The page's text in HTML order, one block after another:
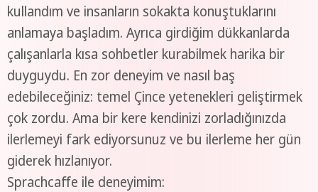
kullandım ve insanların sokakta konuştuklarını
anlamaya başladım. Ayrıca girdiğim dükkanlarda
çalışanlarla kısa sohbetler kurabilmek harika bir
duyguydu. En zor deneyim ve nasıl baş
edebileceğiniz: temel Çince yetenekleri geliştirmek
çok zordu. Ama bir kere kendinizi zorladığınızda
ilerlemeyi fark ediyorsunuz ve bu ilerleme her gün
giderek hızlanıyor.
Sprachcaffe ile deneyimim: